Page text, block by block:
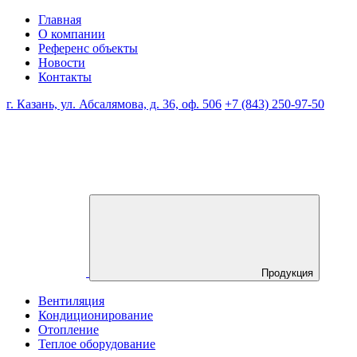
Главная
О компании
Референс объекты
Новости
Контакты
г. Казань, ул. Абсалямова, д. 36, оф. 506 +7 (843) 250-97-50
Продукция
Вентиляция
Кондиционирование
Отопление
Теплое оборудование